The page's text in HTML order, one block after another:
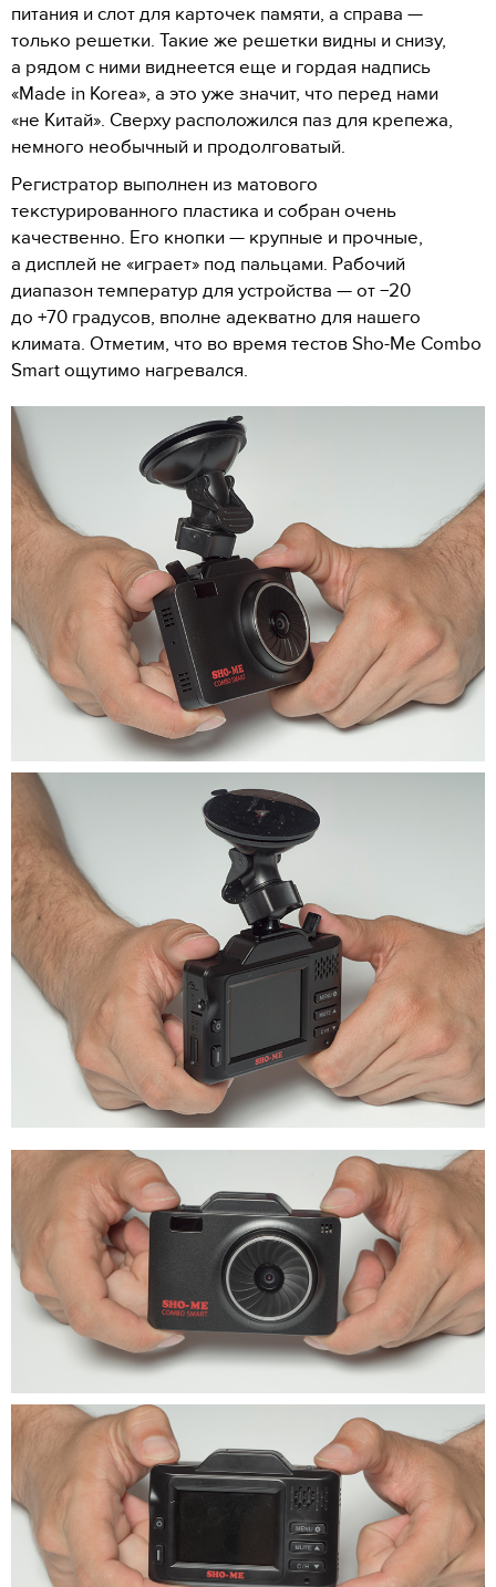
питания и слот для карточек памяти, а справа —
только решетки. Такие же решетки видны и снизу,
а рядом с ними виднеется еще и гордая надпись
«Made in Korea», а это уже значит, что перед нами
«не Китай». Сверху расположился паз для крепежа,
немного необычный и продолговатый.
Регистратор выполнен из матового
текстурированного пластика и собран очень
качественно. Его кнопки — крупные и прочные,
а дисплей не «играет» под пальцами. Рабочий
диапазон температур для устройства — от −20
до +70 градусов, вполне адекватно для нашего
климата. Отметим, что во время тестов Sho-Me Combo
Smart ощутимо нагревался.